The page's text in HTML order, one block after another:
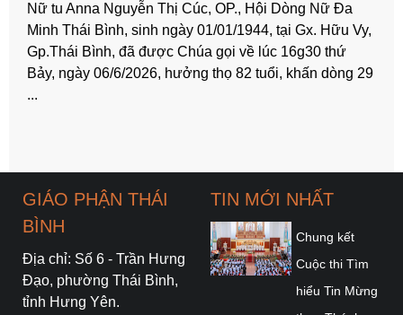
Nữ tu Anna Nguyễn Thị Cúc, OP., Hội Dòng Nữ Đa
Minh Thái Bình, sinh ngày 01/01/1944, tại Gx. Hữu Vy,
Gp.Thái Bình, đã được Chúa gọi về lúc 16g30 thứ
Bảy, ngày 06/6/2026, hưởng thọ 82 tuổi, khấn dòng 29
...
GIÁO PHẬN THÁI
BÌNH
Địa chỉ: Số 6 - Trần Hưng
Đạo, phường Thái Bình,
tỉnh Hưng Yên.
TIN MỚI NHẤT
Chung kết
Cuộc thi Tìm
hiểu Tin Mừng